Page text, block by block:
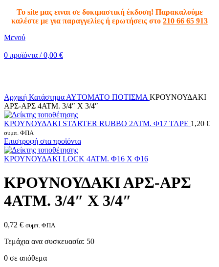
To site μας ειναι σε δοκιμαστική έκδοση! Παρακαλούμε
καλέστε με για παραγγελίες ή ερωτήσεις στο 210 66 65 913
Μενού
0 προϊόντα / 0,00 €
Αρχική Κατάστημα ΑΥΤΟΜΑΤΟ ΠΟΤΙΣΜΑ ΚΡΟΥΝΟΥΔΑΚΙ
ΑΡΣ-ΑΡΣ 4ATM. 3/4″ Χ 3/4″
ΚΡΟΥΝΟΥΔΑΚΙ STARTER RUBBO 2ATM. Φ17 TAPE 1,20 €
συμπ. ΦΠΑ
Επιστροφή στα προϊόντα
ΚΡΟΥΝΟΥΔΑΚΙ LOCK 4ATM. Φ16 Χ Φ16
ΚΡΟΥΝΟΥΔΑΚΙ ΑΡΣ-ΑΡΣ
4ATM. 3/4″ Χ 3/4″
0,72 € συμπ. ΦΠΑ
Τεμάχια ανα συσκευασία: 50
0 σε απόθεμα